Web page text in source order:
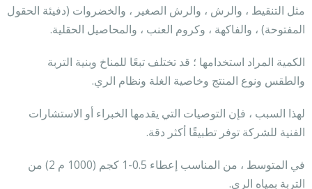
مثل التنقيط ، والرش ، والرش الصغير ، والخضروات (دفيئة الحقول
المفتوحة) ، والفاكهة ، وكروم العنب ، والمحاصيل الحقلية.
الكمية المراد استخدامها ؛ قد تختلف تبعًا للمناخ وبنية التربة
والطقس ونوع المنتج وخاصية الغلة ونظام الري.
لهذا السبب ، فإن التوصيات التي يقدمها الخبراء أو الاستشارات
الفنية للشركة توفر تطبيقًا أكثر دقة.
في المتوسط ​​، من المناسب إعطاء 0.5-1 كجم (1000 م 2) من
التربة بمياه الري.